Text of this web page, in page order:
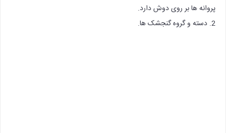
پروانه ها بر روی دوش دارد.
2. دسته و گروه گنجشک ها.